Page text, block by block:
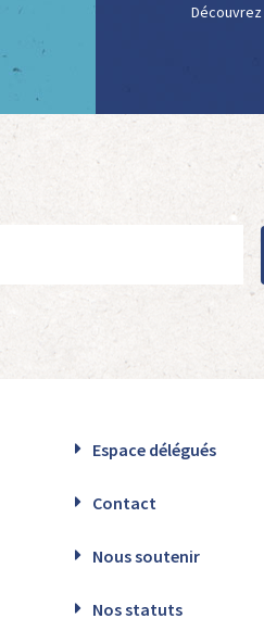
Espace délégués
Contact
Nous soutenir
Nos statuts